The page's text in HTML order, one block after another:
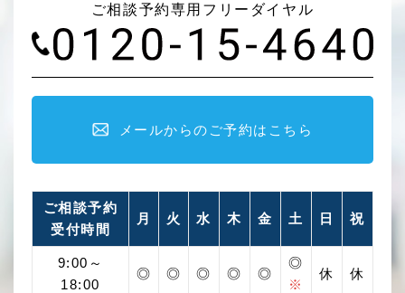
ご相談予約専用フリーダイヤル
メールからのご予約はこちら
ご相談予約
受付時間
月 火 水 木 金 土 日 祝
9:00～
18:00
◎ ◎ ◎ ◎ ◎
◎
※
休 休